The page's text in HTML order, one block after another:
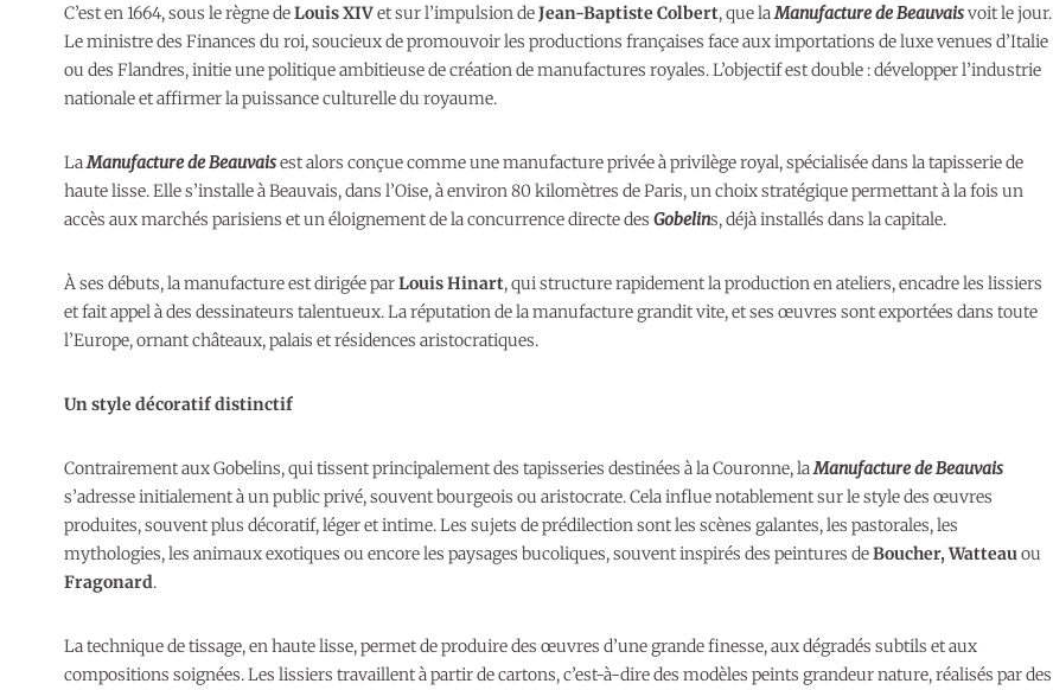
C’est en 1664, sous le règne deLouis XIVet sur l’impulsion deJean-Baptiste Colbert, que laManufacture de Beauvaisvoit le jour.
Le ministre des Finances du roi, soucieux de promouvoir les productions françaises face aux importations de luxe venues d’Italie
ou des Flandres, initie une politique ambitieuse de création de manufactures royales. L’objectif est double : développer l’industrie
nationale et affirmer la puissance culturelle du royaume.
LaManufacture de Beauvaisest alors conçue comme une manufacture privée à privilège royal, spécialisée dans la tapisserie de
haute lisse. Elle s’installe à Beauvais, dans l’Oise, à environ 80 kilomètres de Paris, un choix stratégique permettant à la fois un
accès aux marchés parisiens et un éloignement de la concurrence directe des Gobelins, déjà installés dans la capitale.
À ses débuts, la manufacture est dirigée parLouis Hinart, qui structure rapidement la production en ateliers, encadre les lissiers
et fait appel à des dessinateurs talentueux. La réputation de la manufacture grandit vite, et ses œuvres sont exportées dans toute
l’Europe, ornant châteaux, palais et résidences aristocratiques.
Un style décoratif distinctif
Contrairement aux Gobelins, qui tissent principalement des tapisseries destinées à la Couronne, laManufacture de Beauvais
s’adresse initialement à un public privé, souvent bourgeois ou aristocrate. Cela influe notablement sur le style des œuvres
produites, souvent plus décoratif, léger et intime. Les sujets de prédilection sont les scènes galantes, les pastorales, les
mythologies, les animaux exotiques ou encore les paysages bucoliques, souvent inspirés des peintures deBoucher, Watteauou
Fragonard.
La technique de tissage, en haute lisse, permet de produire des œuvres d’une grande finesse, aux dégradés subtils et aux
compositions soignées. Les lissiers travaillent à partir de cartons, c’est-à-dire des modèles peints grandeur nature, réalisés par des